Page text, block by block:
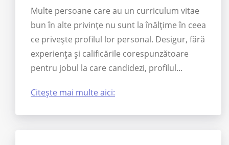
Multe persoane care au un curriculum vitae
bun în alte privințe nu sunt la înălțime în ceea
ce privește profilul lor personal. Desigur, fără
experiența și calificările corespunzătoare
pentru jobul la care candidezi, profilul...
Citește mai multe aici: